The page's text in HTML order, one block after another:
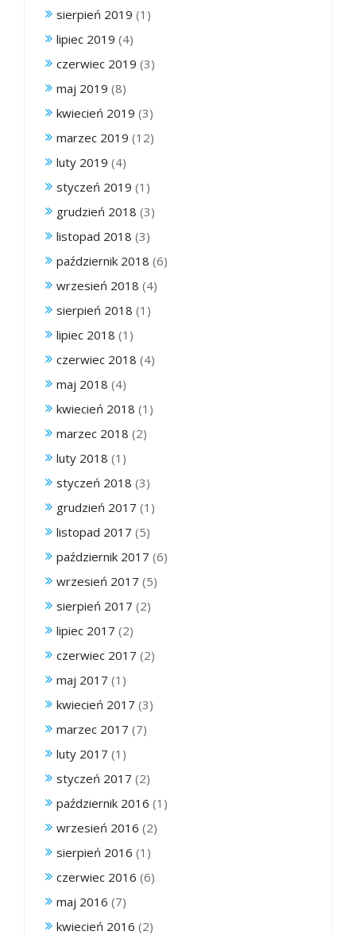
sierpień 2019 (1)
lipiec 2019 (4)
czerwiec 2019 (3)
maj 2019 (8)
kwiecień 2019 (3)
marzec 2019 (12)
luty 2019 (4)
styczeń 2019 (1)
grudzień 2018 (3)
listopad 2018 (3)
październik 2018 (6)
wrzesień 2018 (4)
sierpień 2018 (1)
lipiec 2018 (1)
czerwiec 2018 (4)
maj 2018 (4)
kwiecień 2018 (1)
marzec 2018 (2)
luty 2018 (1)
styczeń 2018 (3)
grudzień 2017 (1)
listopad 2017 (5)
październik 2017 (6)
wrzesień 2017 (5)
sierpień 2017 (2)
lipiec 2017 (2)
czerwiec 2017 (2)
maj 2017 (1)
kwiecień 2017 (3)
marzec 2017 (7)
luty 2017 (1)
styczeń 2017 (2)
październik 2016 (1)
wrzesień 2016 (2)
sierpień 2016 (1)
czerwiec 2016 (6)
maj 2016 (7)
kwiecień 2016 (2)